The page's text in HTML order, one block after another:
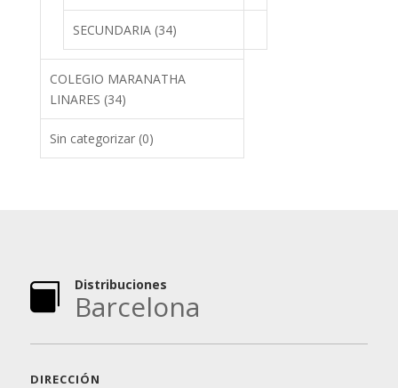
SECUNDARIA (34)
COLEGIO MARANATHA
LINARES (34)
Sin categorizar (0)
 Distribuciones
Barcelona
DIRECCIÓN